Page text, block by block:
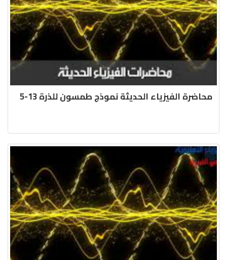
محاضرة الفيزياء الحديثة نموذج طمسون للذرة 13-5